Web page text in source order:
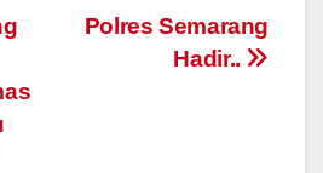
Polres Semarang
Hadir..